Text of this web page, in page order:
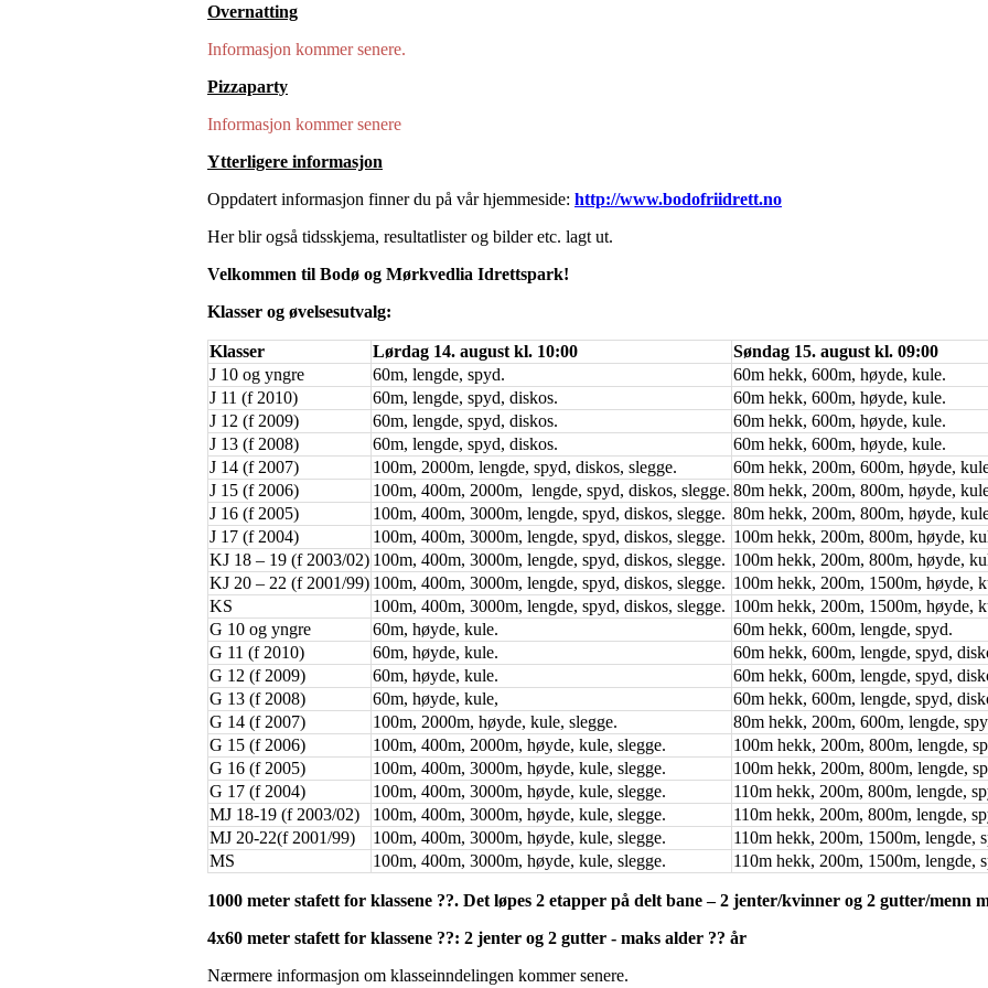
Overnatting
Informasjon kommer senere.
Pizzaparty
Informasjon kommer senere
Ytterligere informasjon
Oppdatert informasjon finner du på vår hjemmeside: http://www.bodofriidrett.no
Her blir også tidsskjema, resultatlister og bilder etc. lagt ut.
Velkommen til Bodø og Mørkvedlia Idrettspark!
Klasser og øvelsesutvalg:
Klasser Lørdag 14. august kl. 10:00
Søndag 15. august kl. 09:00
J 10 og yngre
60m, lengde, spyd.
60m hekk, 600m, høyde, kule.
J 11 (f 2010)
60m, lengde, spyd, diskos.
60m hekk, 600m, høyde, kule.
J 12 (f 2009)
60m, lengde, spyd, diskos.
60m hekk, 600m, høyde, kule.
J 13 (f 2008)
60m, lengde, spyd, diskos.
60m hekk, 600m, høyde, kule.
J 14 (f 2007)
100m, 2000m, lengde, spyd, diskos, slegge.
60m hekk, 200m, 600m, høyde,
J 15 (f 2006)
100m, 400m, 2000m, lengde, spyd, diskos, slegge. 80m hekk, 200m, 800m, høyde,
J 16 (f 2005)
100m, 400m, 3000m, lengde, spyd, diskos, slegge. 80m hekk, 200m, 800m, høyde,
J 17 (f 2004)
100m, 400m, 3000m, lengde, spyd, diskos, slegge. 100m hekk, 200m, 800m, høyde,
KJ 18 – 19 (f 2003/02) 100m, 400m, 3000m, lengde, spyd, diskos, slegge. 100m hekk, 200m, 800m, høyde,
KJ 20 – 22 (f 2001/99) 100m, 400m, 3000m, lengde, spyd, diskos, slegge. 100m hekk, 200m, 1500m, høyde,
KS
100m, 400m, 3000m, lengde, spyd, diskos, slegge. 100m hekk, 200m, 1500m, høyde,
G 10 og yngre
60m, høyde, kule.
60m hekk, 600m, lengde, spyd.
G 11 (f 2010)
60m, høyde, kule.
60m hekk, 600m, lengde, spyd,
G 12 (f 2009)
60m, høyde, kule.
60m hekk, 600m, lengde, spyd,
G 13 (f 2008)
60m, høyde, kule,
60m hekk, 600m, lengde, spyd,
G 14 (f 2007)
100m, 2000m, høyde, kule, slegge.
80m hekk, 200m, 600m, lengde,
G 15 (f 2006)
100m, 400m, 2000m, høyde, kule, slegge.
100m hekk, 200m, 800m, lengde,
G 16 (f 2005)
100m, 400m, 3000m, høyde, kule, slegge.
100m hekk, 200m, 800m, lengde,
G 17 (f 2004)
100m, 400m, 3000m, høyde, kule, slegge.
110m hekk, 200m, 800m, lengde,
MJ 18-19 (f 2003/02)
100m, 400m, 3000m, høyde, kule, slegge.
110m hekk, 200m, 800m, lengde,
MJ 20-22(f 2001/99)
100m, 400m, 3000m, høyde, kule, slegge.
110m hekk, 200m, 1500m, lengde,
MS
100m, 400m, 3000m, høyde, kule, slegge. 110m hekk, 200m, 1500m, lengde,
1000 meter stafett for klassene ??. Det løpes 2 etapper på delt bane – 2 jenter/kvinner og 2 gutter/menn
4x60 meter stafett for klassene ??: 2 jenter og 2 gutter - maks alder ?? år
Nærmere informasjon om klasseinndelingen kommer senere.